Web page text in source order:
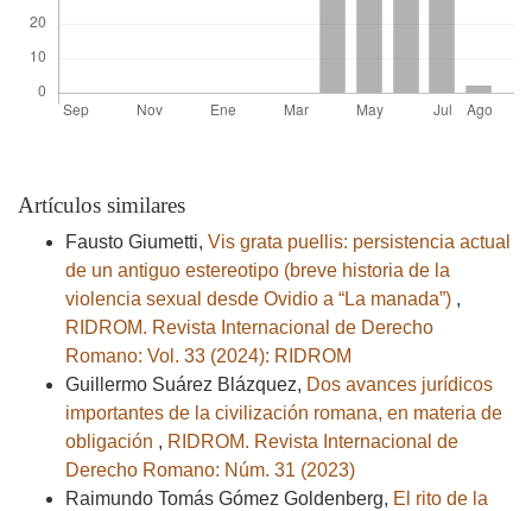
Artículos similares
Fausto Giumetti, Vis grata puellis: persistencia actual
de un antiguo estereotipo (breve historia de la
violencia sexual desde Ovidio a “La manada”) ,
RIDROM. Revista Internacional de Derecho
Romano: Vol. 33 (2024): RIDROM
Guillermo Suárez Blázquez, Dos avances jurídicos
importantes de la civilización romana, en materia de
obligación , RIDROM. Revista Internacional de
Derecho Romano: Núm. 31 (2023)
Raimundo Tomás Gómez Goldenberg, El rito de la